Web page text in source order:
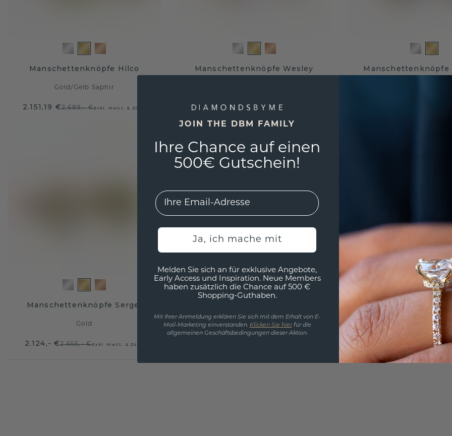
Manschettenknöpfe Hilco
Gold/Gelb Saphir
2.151,19 €2.689,- €Exkl. MwSt. & Zölle
Manschettenknöpfe Wesley
1.980,- €2.475,- €Exkl. MwSt. & Zölle
Manschettenknöpfe
Manschettenknöpfe Sergei
Gold
2.124,- €2.655,- €Exkl. MwSt. & Zölle
JOIN THE DBM FAMILY
Ihre Chance auf einen
500€ Gutschein!
EMail
Ja, ich mache mit
Melden Sie sich an für exklusive Angebote,
Early Access und Inspiration. Neue Members
haben zusätzlich die Chance auf 500 €
Shopping-Guthaben.
Mit Ihrer Anmeldung erklären Sie sich mit dem Erhalt von E-
Mail-Marketing einverstanden. Klicken Sie hierfür die
allgemeinen Geschäftsbedingungen dieser Aktion.